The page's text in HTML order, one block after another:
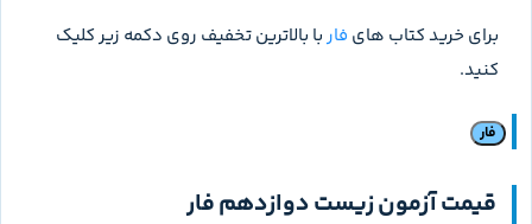
برای خرید کتاب های فاربا بالاترین تخفیف روی دکمه زیر کلیک
کنید.
فار
قیمت آزمون زیست دوازدهم فار